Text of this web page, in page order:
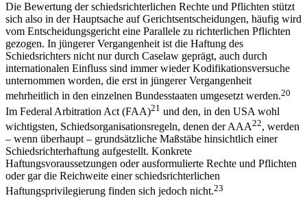
Die Bewertung der schiedsrichterlichen Rechte und Pflichten stützt
sich also in der Hauptsache auf Gerichtsentscheidungen, häufig wird
vom Entscheidungsgericht eine Parallele zu richterlichen Pflichten
gezogen. In jüngerer Vergangenheit ist die Haftung des
Schiedsrichters nicht nur durch Caselaw geprägt, auch durch
internationalen Einfluss sind immer wieder Kodifikationsversuche
unternommen worden, die erst in jüngerer Vergangenheit
mehrheitlich in den einzelnen Bundesstaaten umgesetzt werden.20
Im Federal Arbitration Act (FAA)21 und den, in den USA wohl
wichtigsten, Schiedsorganisationsregeln, denen der AAA22, werden
– wenn überhaupt – grundsätzliche Maßstäbe hinsichtlich einer
Schiedsrichterhaftung aufgestellt. Konkrete
Haftungsvoraussetzungen oder ausformulierte Rechte und Pflichten
oder gar die Reichweite einer schiedsrichterlichen
Haftungsprivilegierung finden sich jedoch nicht.23